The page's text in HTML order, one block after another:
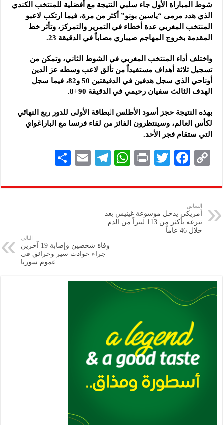
شوط المباراة الأول جاء سلبي النتيجة مع أفضلية للمنتخب الكندي
الذي هدد مرمى “ياسين بونو” أكثر من مرة، فيما ارتكب لاعبو
المنتخب المغربي عدة أخطاء في التمرير والتمركز، وتأثر خط
المقدمة بخروج المهاجم صيباري مصاباً في الدقيقة 23.
واختلف أداء المنتخب المغربي في الشوط الثاني، وتمكن من
تسجيل ثلاثة أهداف مستفيداً من تألق لاعب وسطه عز الدين
أوناحي الذي سجل هدفين في الدقيقتين 50 و82، فيما سجل
الهدف الثالث سفيان رحيمي في الدقيقة 90+8.
بهذه النتيجة حجز أسود الأطلس البطاقة الأولى للدور ربع النهائي
لكأس العالم، وسينتظرون الفائز من لقاء فرنسا مع الباراغواي
التي ستقام فجر الأحد.
C
p
y
Li
n
F
eb
k
T
tt
P
nt
W
at
A
p
Te
gr
E
ai
ar
السابق
أمريكي يدخل موسوعة غينيس بعد
تبرعه بأكثر من 113 ليتراً من الدم
خلال 46 عاماً
التالي
وفاة شخصين وإصابة 19 آخرين
جراء حوادث سير ‏وحرائق في
عموم سوريا